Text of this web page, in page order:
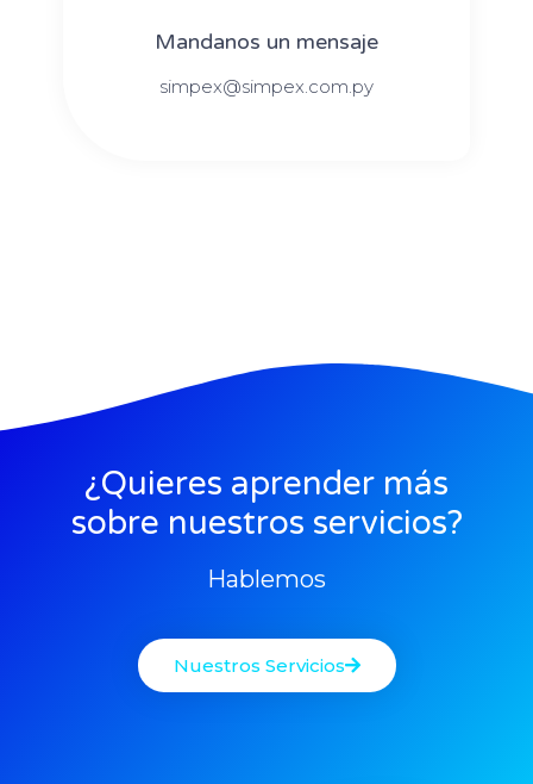
Mandanos un mensaje
simpex@simpex.com.py
¿Quieres aprender más
sobre nuestros servicios?
Hablemos
Nuestros Servicios